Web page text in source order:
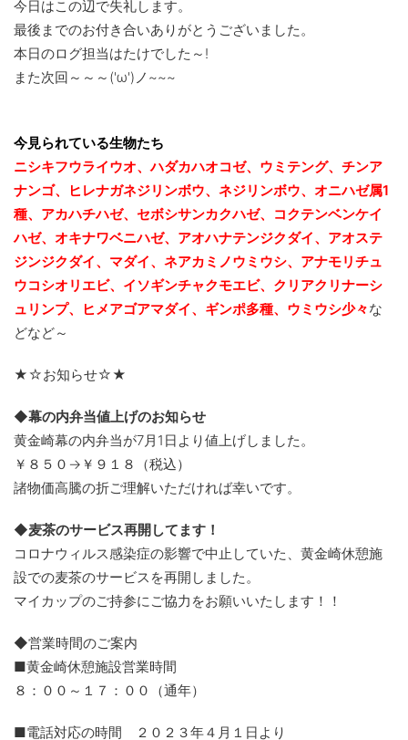
今日はこの辺で失礼します。
最後までのお付き合いありがとうございました。
本日のログ担当はたけでした～!
また次回～～～('ω')ノ~~~
今見られている生物たち
ニシキフウライウオ、ハダカハオコゼ、ウミテング、チンア
ナンゴ、ヒレナガネジリンボウ、ネジリンボウ、オニハゼ属1
種、アカハチハゼ、セボシサンカクハゼ、コクテンベンケイ
ハゼ、オキナワベニハゼ、 アオハナテンジクダイ、アオステ
ジンジクダイ、マダイ、ネアカミノウミウシ、アナモリチュ
ウコシオリエビ、 イソギンチャクモエビ、クリアクリナーシ
ュリンプ、ヒメアゴアマダイ、ギンポ多種、 ウミウシ少々な
どなど～
★☆お知らせ☆★
◆幕の内弁当値上げのお知らせ
黄金崎幕の内弁当が7月1日より値上げしました。
￥８５０→￥９１８（税込）
諸物価高騰の折ご理解いただければ幸いです。
◆麦茶のサービス再開してます！
コロナウィルス感染症の影響で中止していた、黄金崎休憩施
設での麦茶のサービスを再開しました。
マイカップのご持参にご協力をお願いいたします！！
◆営業時間のご案内
■黄金崎休憩施設営業時間
８：００～１７：００（通年）
■電話対応の時間 ２０２３年４月１日より